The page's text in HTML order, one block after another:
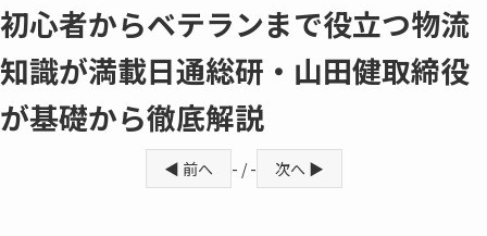
初心者からベテランまで役立つ物流
知識が満載日通総研・山田健取締役
が基礎から徹底解説
◀ 前へ - / - 次へ ▶